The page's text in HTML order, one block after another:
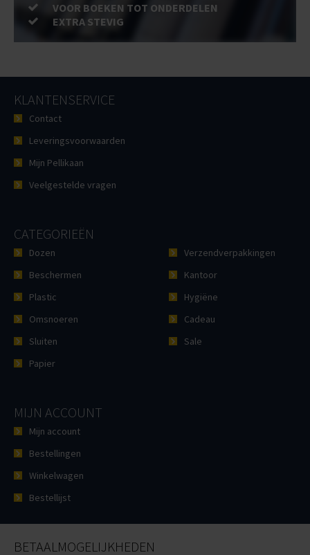
VOOR BOEKEN TOT ONDERDELEN
EXTRA STEVIG
KLANTENSERVICE
Contact
Leveringsvoorwaarden
Mijn Pellikaan
Veelgestelde vragen
CATEGORIEËN
Dozen
Beschermen
Plastic
Omsnoeren
Sluiten
Papier
Verzendverpakkingen
Kantoor
Hygiëne
Cadeau
Sale
MIJN ACCOUNT
Mijn account
Bestellingen
Winkelwagen
Bestellijst
BETAALMOGELIJKHEDEN